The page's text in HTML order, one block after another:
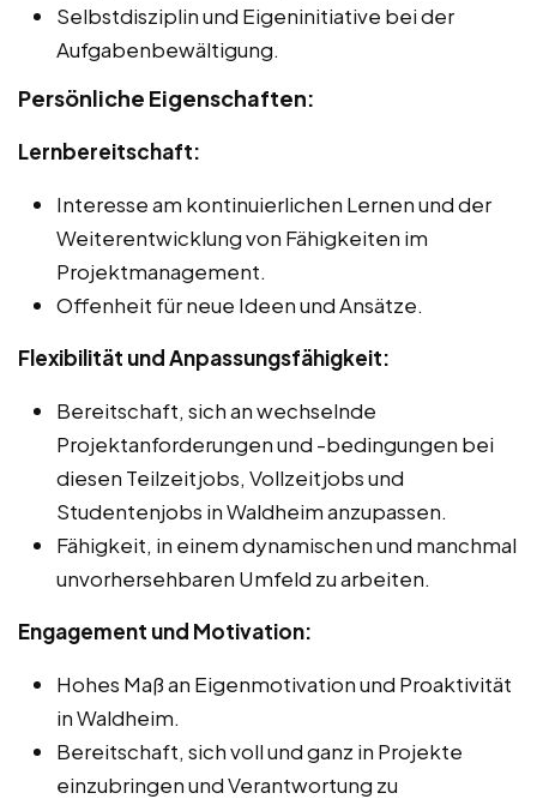
Selbstdisziplin und Eigeninitiative bei der
Aufgabenbewältigung.
Persönliche Eigenschaften:
Lernbereitschaft:
Interesse am kontinuierlichen Lernen und der
Weiterentwicklung von Fähigkeiten im
Projektmanagement.
Offenheit für neue Ideen und Ansätze.
Flexibilität und Anpassungsfähigkeit:
Bereitschaft, sich an wechselnde
Projektanforderungen und -bedingungen bei
diesen Teilzeitjobs, Vollzeitjobs und
Studentenjobs in Waldheim anzupassen.
Fähigkeit, in einem dynamischen und manchmal
unvorhersehbaren Umfeld zu arbeiten.
Engagement und Motivation:
Hohes Maß an Eigenmotivation und Proaktivität
in Waldheim.
Bereitschaft, sich voll und ganz in Projekte
einzubringen und Verantwortung zu